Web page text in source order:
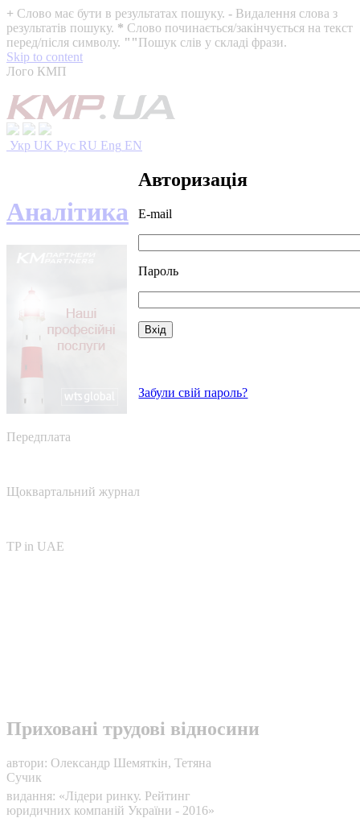
+ Слово має бути в результатах пошуку. - Видалення слова з
результатів пошуку. * Слово починається/закінчується на текст
перед/після символу. ""Пошук слів у складі фрази.
Skip to content
Лого КМП
Укр UK Рус RU Eng EN
Авторизація
E-mail
Пароль
Забули свій пароль?
Аналітика
Передплата
Щоквартальний журнал
TP in UAE
Приховані трудові відносини
автори: Олександр Шемяткін, Тетяна
Сучик
видання: «Лідери ринку. Рейтинг
юридичних компаній України - 2016»